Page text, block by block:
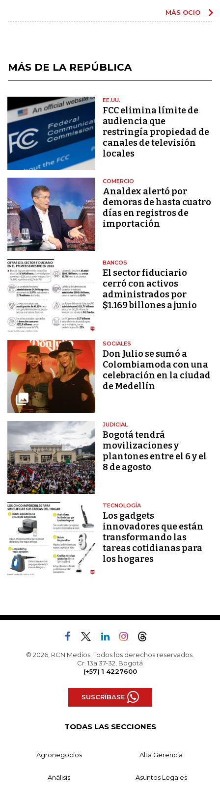
MÁS OCIO
MÁS DE LA REPÚBLICA
EE.UU.
FCC elimina límite de
audiencia que
restringía propiedad de
canales de televisión
locales
COMERCIO
Analdex alertó por
demoras de hasta cuatro
días en registros de
importación
BANCOS
El sector fiduciario
cerró con activos
administrados por
$1.169 billones a junio
SOCIALES
Don Julio se sumó a
Colombiamoda con una
celebración en la ciudad
de Medellín
JUDICIAL
Bogotá tendrá
movilizaciones y
plantones entre el 6 y el
8 de agosto
TECNOLOGÍA
Los gadgets
innovadores que están
transformando las
tareas cotidianas para
los hogares
© 2026, RCN Medios. Todos los derechos reservados.
Cr. 13a 37-32, Bogotá
(+57) 1 4227600
SUSCRÍBASE
TODAS LAS SECCIONES
Agronegocios Alta Gerencia
Análisis Asuntos Legales